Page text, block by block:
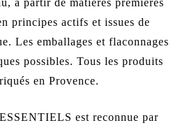
à partir de matières premières
principes actifs et issues de
Les emballages et flaconnages
possibles. Tous les produits
en Provence.
est reconnue par